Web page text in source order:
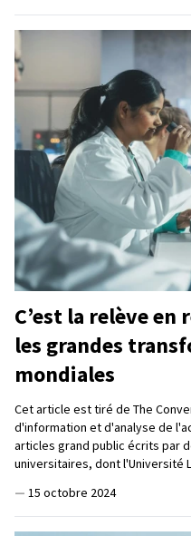
C’est la relève en
les grandes
mondiales
Cet article est tiré de The
d'information et d'analyse de
articles grand public écrits par
universitaires, dont l'Université
— 15 octobre 2024